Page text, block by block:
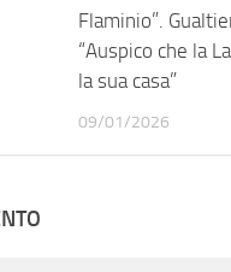
Flaminio”.
“Auspico che la
la sua casa”
09/01/2026